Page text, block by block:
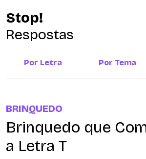
Stop!
Respostas
Por Letra Por Tema
BRINQUEDO
Brinquedo que
a Letra T